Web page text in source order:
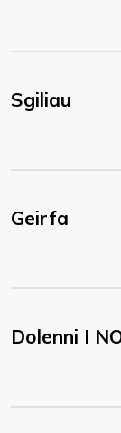
Sgiliau
Geirfa
Dolenni I